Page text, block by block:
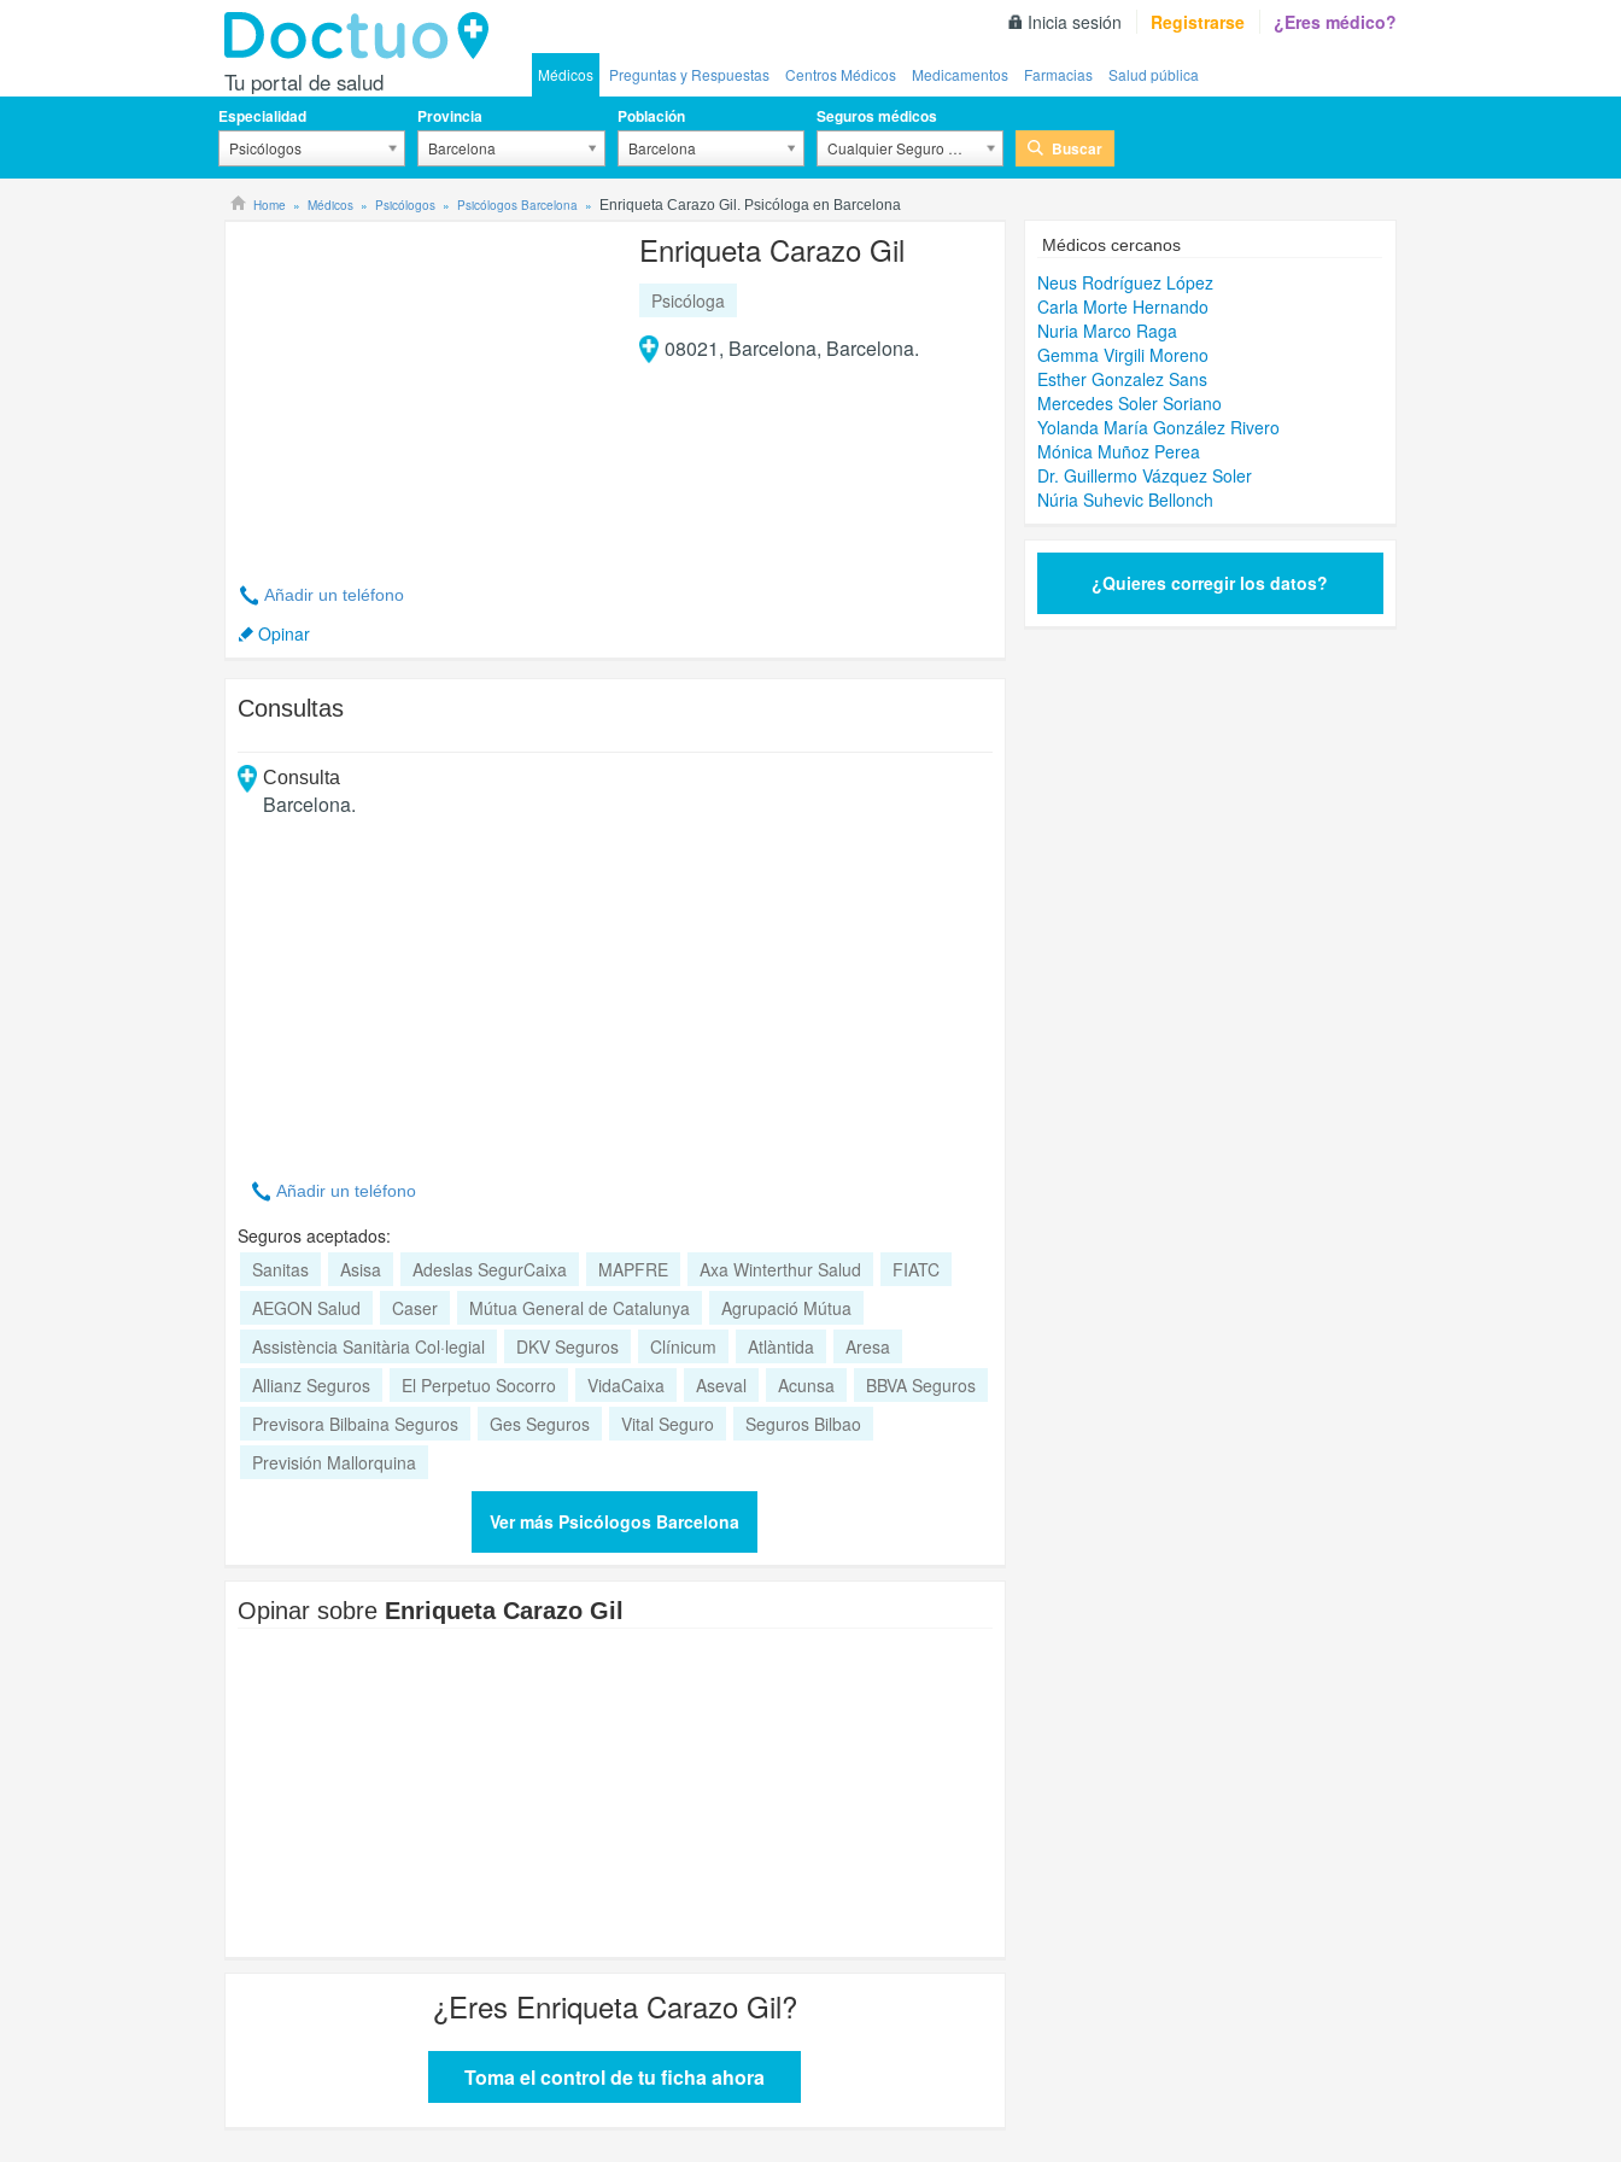
Tu portal de salud
Inicia sesión Registrarse ¿Eres médico?
Médicos Preguntas y Respuestas Centros Médicos Medicamentos Farmacias Salud pública
Especialidad
Psicólogos
Provincia
Barcelona
Población
Barcelona
Seguros médicos
Cualquier Seguro Médico Buscar
Home Médicos Psicólogos Psicólogos Barcelona Enriqueta Carazo Gil. Psicóloga en Barcelona
Añadir un teléfono
Opinar
Enriqueta Carazo Gil
Psicóloga
08021, Barcelona, Barcelona.
Consultas
Consulta
Barcelona.
Añadir un teléfono
Seguros aceptados:
Sanitas
Asisa Adeslas SegurCaixa MAPFRE Axa Winterthur Salud
FIATC
AEGON Salud
Caser Mútua General de Catalunya
Agrupació Mútua
Assistència Sanitària Col·legial
DKV Seguros Clínicum Atlàntida
Aresa
Allianz Seguros
El Perpetuo Socorro VidaCaixa Aseval Acunsa
BBVA Seguros
Previsora Bilbaina Seguros
Ges Seguros Vital Seguro
Seguros Bilbao
Previsión Mallorquina
Ver más Psicólogos Barcelona
Opinar sobre Enriqueta Carazo Gil
¿Eres Enriqueta Carazo Gil?
Toma el control de tu ficha ahora
Médicos cercanos
Neus Rodríguez López
Carla Morte Hernando
Nuria Marco Raga
Gemma Virgili Moreno
Esther Gonzalez Sans
Mercedes Soler Soriano
Yolanda María González Rivero
Mónica Muñoz Perea
Dr. Guillermo Vázquez Soler
Núria Suhevic Bellonch
¿Quieres corregir los datos?